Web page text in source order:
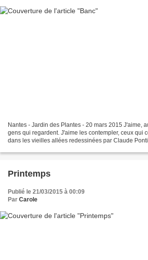
Nantes - Jardin des Plantes - 20 mars 2015 J'aime,
gens qui regardent. J'aime les contempler, ceux qui
dans les vieilles allées redessinées par Claude
Printemps
Publié le 21/03/2015 à 00:09
Par Carole